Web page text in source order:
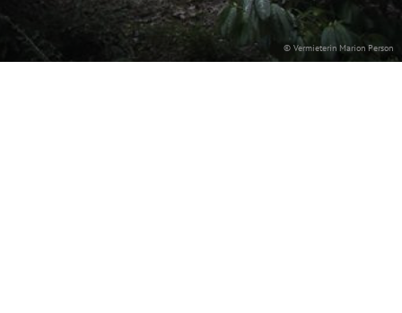
© Vermieterin Marion Person